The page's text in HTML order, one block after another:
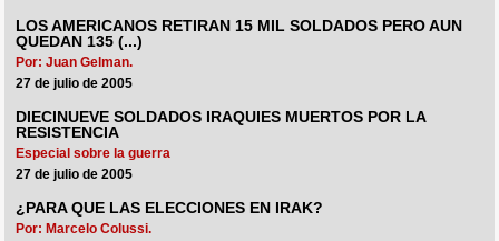
LOS AMERICANOS RETIRAN 15 MIL SOLDADOS PERO AUN
QUEDAN 135 (...)
Por: Juan Gelman.
27 de julio de 2005
DIECINUEVE SOLDADOS IRAQUIES MUERTOS POR LA
RESISTENCIA
Especial sobre la guerra
27 de julio de 2005
¿PARA QUE LAS ELECCIONES EN IRAK?
Por: Marcelo Colussi.